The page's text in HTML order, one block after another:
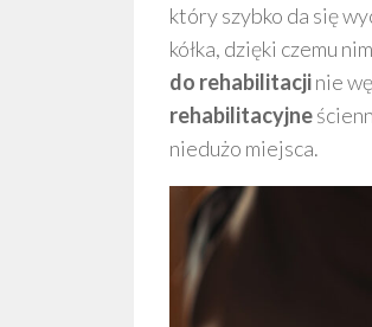
który szybko da się
kółka, dzięki czemu
do rehabilitacjinie
rehabilitacyjne
niedużo miejsca.